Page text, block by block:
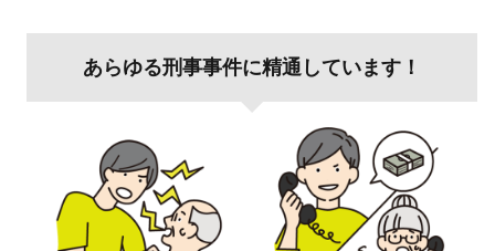
あらゆる刑事事件に精通しています！